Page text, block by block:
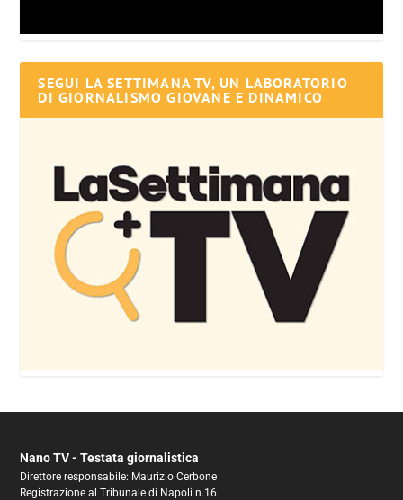
SEGUI LA SETTIMANA TV, UN LABORATORIO
DI GIORNALISMO GIOVANE E DINAMICO
Nano TV - Testata giornalistica
Direttore responsabile: Maurizio Cerbone
Registrazione al Tribunale di Napoli n.16